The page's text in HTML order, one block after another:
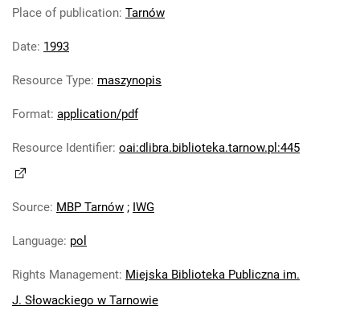
Place of publication: Tarnów
Date: 1993
Resource Type: maszynopis
Format: application/pdf
Resource Identifier: oai:dlibra.biblioteka.tarnow.pl:445
Source: MBP Tarnów ; IWG
Language: pol
Rights Management: Miejska Biblioteka Publiczna im.
J. Słowackiego w Tarnowie